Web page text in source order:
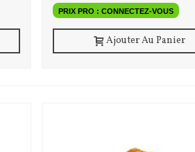
PRIX PRO : CONNECTEZ-VOUS
Ajouter Au Panier